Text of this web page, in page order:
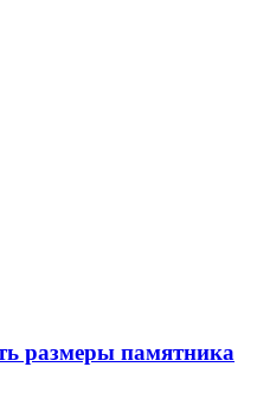
размеры памятника